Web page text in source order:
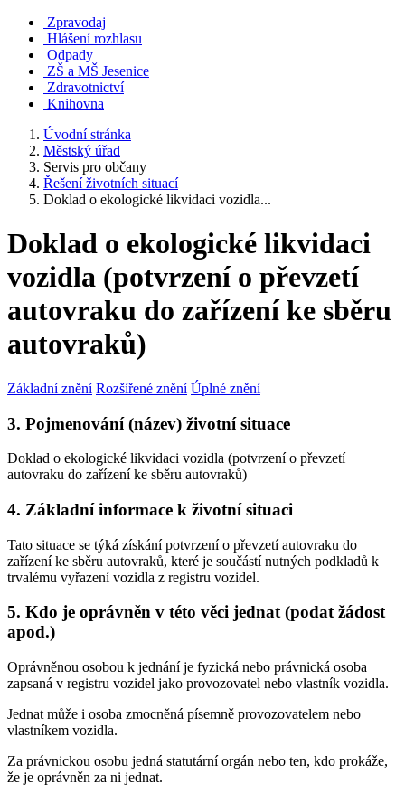
Zpravodaj
Hlášení rozhlasu
Odpady
ZŠ a MŠ Jesenice
Zdravotnictví
Knihovna
Úvodní stránka
Městský úřad
Servis pro občany
Řešení životních situací
Doklad o ekologické likvidaci vozidla...
Doklad o ekologické likvidaci
vozidla (potvrzení o převzetí
autovraku do zařízení ke sběru
autovraků)
Základní znění Rozšířené znění Úplné znění
3. Pojmenování (název) životní situace
Doklad o ekologické likvidaci vozidla (potvrzení o převzetí
autovraku do zařízení ke sběru autovraků)
4. Základní informace k životní situaci
Tato situace se týká získání potvrzení o převzetí autovraku do
zařízení ke sběru autovraků, které je součástí nutných podkladů k
trvalému vyřazení vozidla z registru vozidel.
5. Kdo je oprávněn v této věci jednat (podat žádost
apod.)
Oprávněnou osobou k jednání je fyzická nebo právnická osoba
zapsaná v registru vozidel jako provozovatel nebo vlastník vozidla.
Jednat může i osoba zmocněná písemně provozovatelem nebo
vlastníkem vozidla.
Za právnickou osobu jedná statutární orgán nebo ten, kdo prokáže,
že je oprávněn za ni jednat.